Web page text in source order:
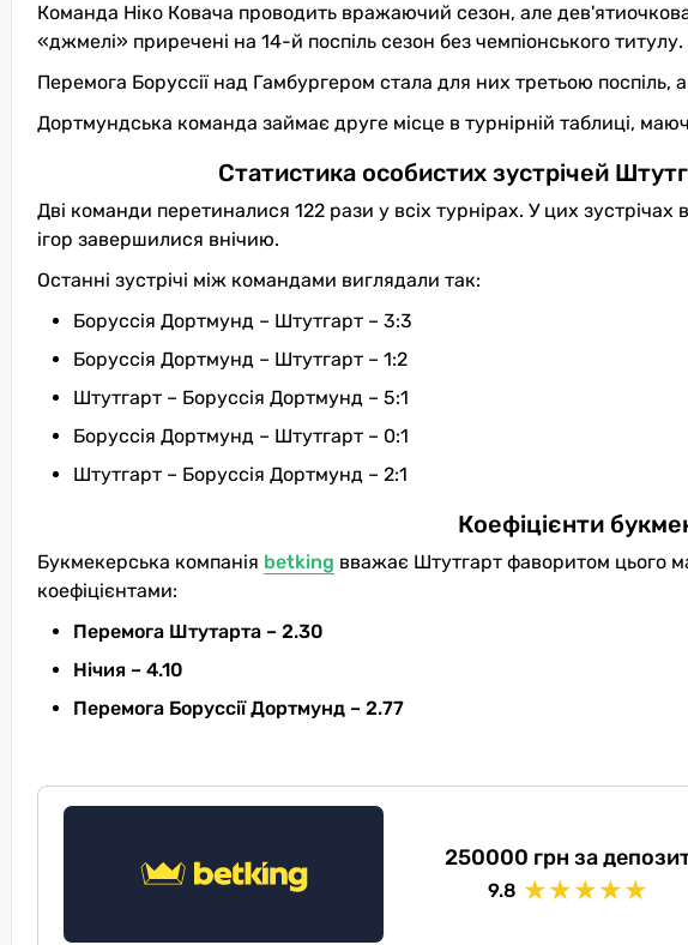
Команда Ніко Ковача проводить вражаючий сезон, але
«джмелі» приречені на 14-й поспіль сезон без чемпіонського титулу.
Перемога Боруссії над Гамбургером стала для них третьою поспіль,
Дортмундська команда займає друге місце в турнірній таблиці,
Статистика особистих зустрічей
Дві команди перетиналися 122 рази у всіх турнірах. У цих
ігор завершилися внічию.
Останні зустрічі між командами виглядали так:
Боруссія Дортмунд – Штутгарт – 3:3
Боруссія Дортмунд – Штутгарт – 1:2
Штутгарт – Боруссія Дортмунд – 5:1
Боруссія Дортмунд – Штутгарт – 0:1
Штутгарт – Боруссія Дортмунд – 2:1
Коефіцієнти
Букмекерська компанія betking вважає Штутгарт фаворитом цього
коефіцієнтами:
Перемога Штутарта – 2.30
Нічия – 4.10
Перемога Боруссії Дортмунд – 2.77
250000 грн за
9.8 ★★★★★